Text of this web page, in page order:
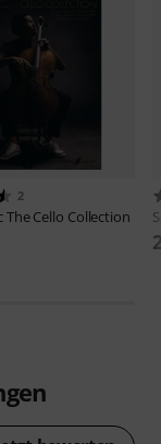
2
The Cello Collection